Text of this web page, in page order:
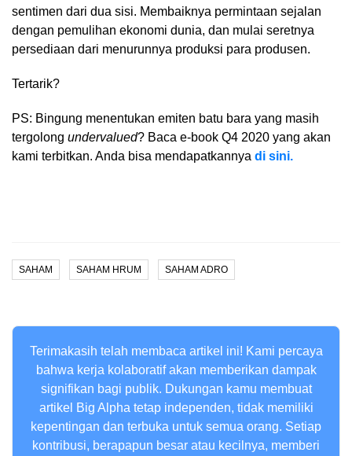
sentimen dari dua sisi. Membaiknya permintaan sejalan
dengan pemulihan ekonomi dunia, dan mulai seretnya
persediaan dari menurunnya produksi para produsen.
Tertarik?
PS: Bingung menentukan emiten batu bara yang masih
tergolong undervalued? Baca e-book Q4 2020 yang akan
kami terbitkan. Anda bisa mendapatkannya di sini.
SAHAM SAHAM HRUM SAHAM ADRO
Terimakasih telah membaca artikel ini! Kami percaya
bahwa kerja kolaboratif akan memberikan dampak
signifikan bagi publik. Dukungan kamu membuat
artikel Big Alpha tetap independen, tidak memiliki
kepentingan dan terbuka untuk semua orang. Setiap
kontribusi, berapapun besar atau kecilnya, memberi